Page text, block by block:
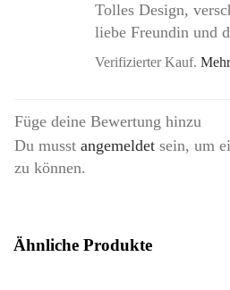
Bewertet
mit
von 5
Tolles Design,
liebe Freundin und
Verifizierter Kauf.
Füge deine Bewertung hinzu
Du musst angemeldet sein, um
zu können.
Ähnliche Produkte